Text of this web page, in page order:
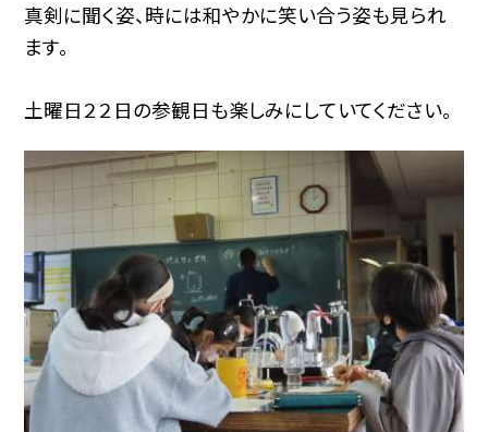
真剣に聞く姿、時には和やかに笑い合う姿も見られ
ます。
土曜日２２日の参観日も楽しみにしていてください。